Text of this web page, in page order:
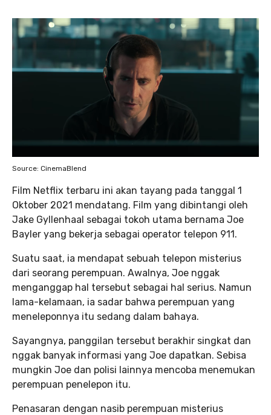
Source: CinemaBlend
Film Netflix terbaru ini akan tayang pada tanggal 1
Oktober 2021 mendatang. Film yang dibintangi oleh
Jake Gyllenhaal sebagai tokoh utama bernama Joe
Bayler yang bekerja sebagai operator telepon 911.
Suatu saat, ia mendapat sebuah telepon misterius
dari seorang perempuan. Awalnya, Joe nggak
menganggap hal tersebut sebagai hal serius. Namun
lama-kelamaan, ia sadar bahwa perempuan yang
meneleponnya itu sedang dalam bahaya.
Sayangnya, panggilan tersebut berakhir singkat dan
nggak banyak informasi yang Joe dapatkan. Sebisa
mungkin Joe dan polisi lainnya mencoba menemukan
perempuan penelepon itu.
Penasaran dengan nasib perempuan misterius